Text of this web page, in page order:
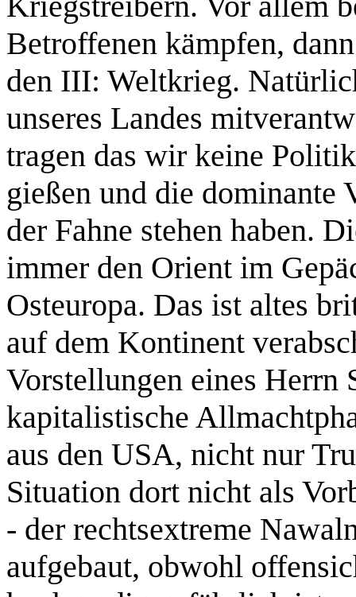
Betroffenen kämpfen,
den III: Weltkrieg.
unseres Landes
tragen das wir keine
gießen und die dominante
der Fahne stehen haben.
immer den Orient im
Osteuropa. Das ist altes
auf dem Kontinent
Vorstellungen eines Herrn
kapitalistische
aus den USA, nicht nur
Situation dort nicht als
- der rechtsextreme
aufgebaut, obwohl